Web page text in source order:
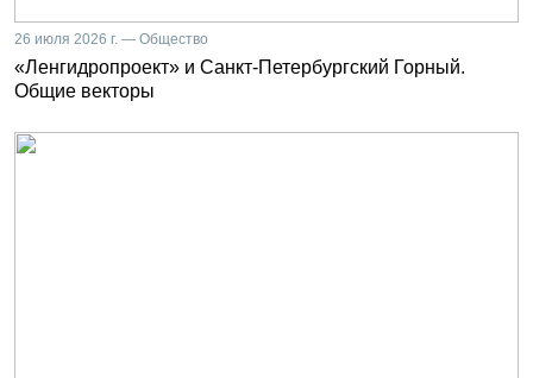
26 июля 2026 г. — Общество
«Ленгидропроект» и Санкт-Петербургский Горный.
Общие векторы